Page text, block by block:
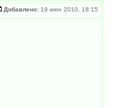
Добавлено: 19 июн 2010, 18:15